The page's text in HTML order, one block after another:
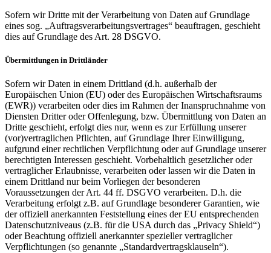
Sofern wir Dritte mit der Verarbeitung von Daten auf Grundlage
eines sog. „Auftragsverarbeitungsvertrages“ beauftragen, geschieht
dies auf Grundlage des Art. 28 DSGVO.
Übermittlungen in Drittländer
Sofern wir Daten in einem Drittland (d.h. außerhalb der
Europäischen Union (EU) oder des Europäischen Wirtschaftsraums
(EWR)) verarbeiten oder dies im Rahmen der Inanspruchnahme von
Diensten Dritter oder Offenlegung, bzw. Übermittlung von Daten an
Dritte geschieht, erfolgt dies nur, wenn es zur Erfüllung unserer
(vor)vertraglichen Pflichten, auf Grundlage Ihrer Einwilligung,
aufgrund einer rechtlichen Verpflichtung oder auf Grundlage unserer
berechtigten Interessen geschieht. Vorbehaltlich gesetzlicher oder
vertraglicher Erlaubnisse, verarbeiten oder lassen wir die Daten in
einem Drittland nur beim Vorliegen der besonderen
Voraussetzungen der Art. 44 ff. DSGVO verarbeiten. D.h. die
Verarbeitung erfolgt z.B. auf Grundlage besonderer Garantien, wie
der offiziell anerkannten Feststellung eines der EU entsprechenden
Datenschutzniveaus (z.B. für die USA durch das „Privacy Shield“)
oder Beachtung offiziell anerkannter spezieller vertraglicher
Verpflichtungen (so genannte „Standardvertragsklauseln“).